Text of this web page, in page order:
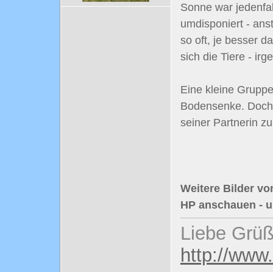
Sonne war
umdisponiert -
so oft, je besser
sich die Tiere -
Eine kleine
Bodensenke.
seiner Partnerin
Weitere Bilder
HP anschauen -
Liebe
http://